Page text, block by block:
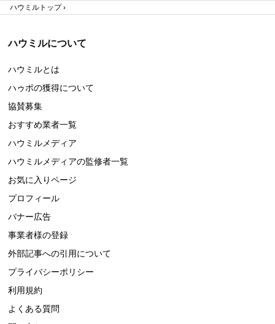
ハウミルトップ
ハウミルについて
ハウミルとは
ハゥポの獲得について
協賛募集
おすすめ業者一覧
ハウミルメディア
ハウミルメディアの監修者一覧
お気に入りページ
プロフィール
バナー広告
事業者様の登録
外部記事への引用について
プライバシーポリシー
利用規約
よくある質問